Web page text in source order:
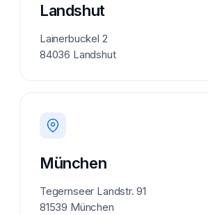
Landshut
Lainerbuckel 2
84036 Landshut
München
Tegernseer Landstr. 91
81539 München